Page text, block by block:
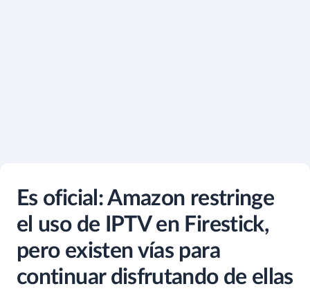
Es oficial: Amazon restringe
el uso de IPTV en Firestick,
pero existen vías para
continuar disfrutando de ellas